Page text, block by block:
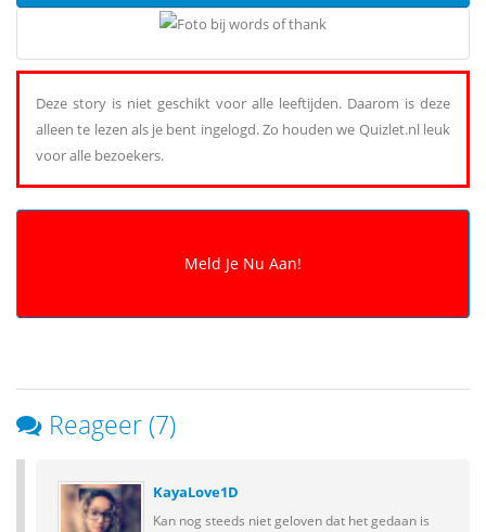
Deze story is niet geschikt voor alle leeftijden. Daarom is deze
alleen te lezen als je bent ingelogd. Zo houden we Quizlet.nl leuk
voor alle bezoekers.
Reageer (7)
KayaLove1D
Kan nog steeds niet geloven dat het gedaan is